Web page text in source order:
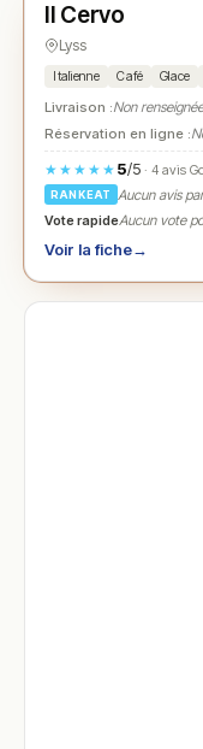
N° 3
Il Cervo
Lyss
Italienne Café Glace
Livraison :Non
Réservation en ligne :
★★★★★ 5/5· 4 avis
RANKEAT
Aucun avis
Vote rapideAucun vote
Voir la fiche→